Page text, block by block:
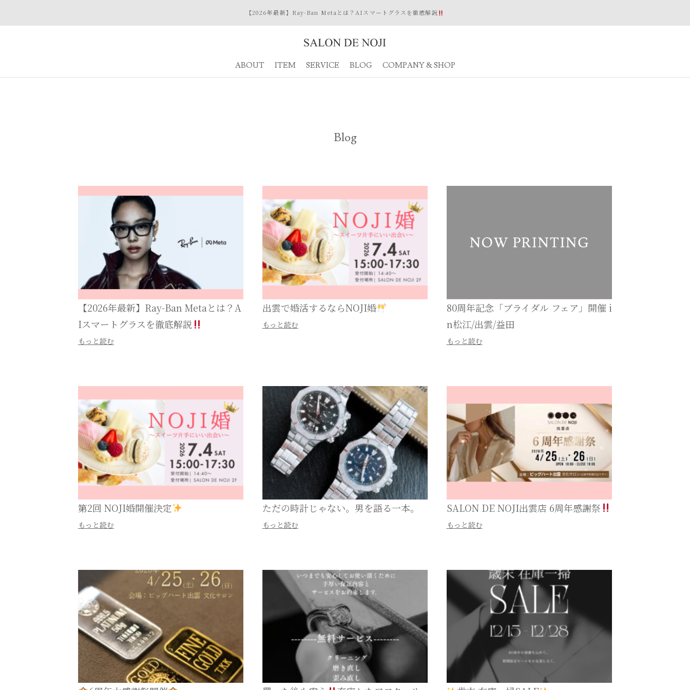
【2026年最新】Ray-Ban Metaとは？AIスマートグラスを徹底解説
ABOUT ITEM SERVICE BLOG COMPANY & SHOP
Blog
【2026年最新】Ray-Ban Metaとは？A
Iスマートグラスを徹底解説
もっと読む
出雲で婚活するならNOJI婚
もっと読む
80周年記念「ブライダル フェア」開催 i
n松江/出雲/益田
もっと読む
第2回 NOJI婚開催決定
もっと読む
ただの時計じゃない。男を語る一本。
もっと読む
SALON DE NOJI出雲店 6周年感謝祭
もっと読む